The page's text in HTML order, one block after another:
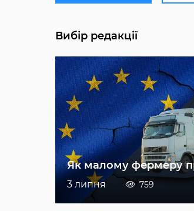
Вибір редакції
Як малому фермеру
3 липня 759